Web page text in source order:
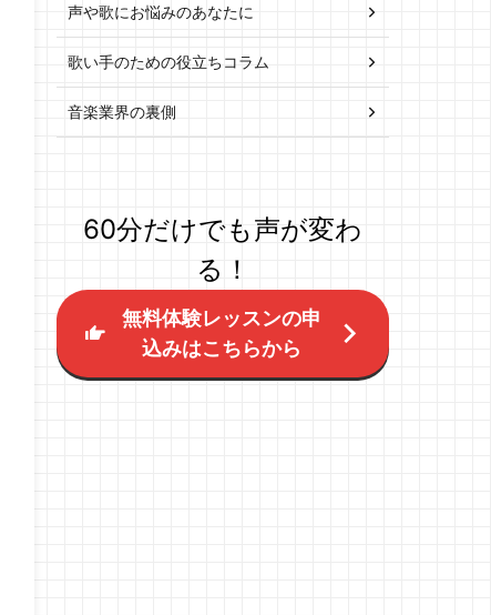
声や歌にお悩みのあなたに
歌い手のための役立ちコラム
音楽業界の裏側
60分だけでも声が変わ
る！
無料体験レッスンの申
込みはこちらから